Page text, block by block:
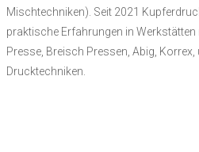
Mischtechniken). Seit 2021
praktische Erfahrungen in
Presse, Breisch Pressen, Abig,
Drucktechniken.